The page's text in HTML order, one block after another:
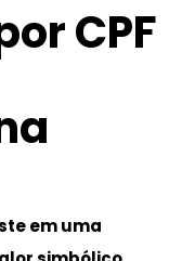
CPF
em uma